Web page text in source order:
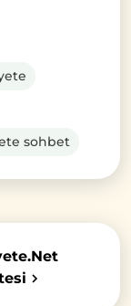
sohbet